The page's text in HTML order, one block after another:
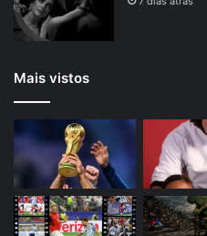
Mais vistos